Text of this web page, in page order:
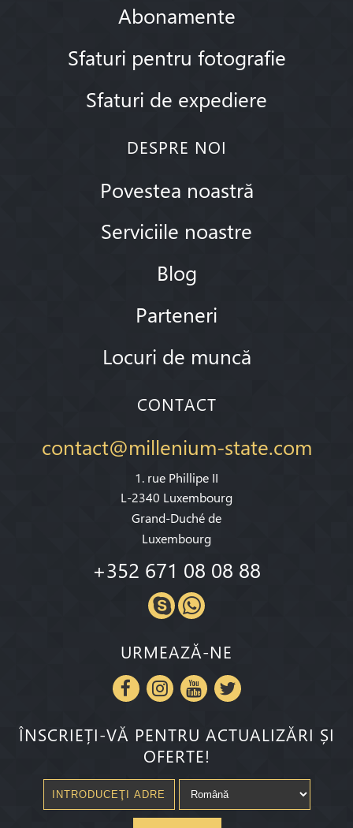
Abonamente
Sfaturi pentru fotografie
Sfaturi de expediere
DESPRE NOI
Povestea noastră
Serviciile noastre
Blog
Parteneri
Locuri de muncă
CONTACT
contact@millenium-state.com
1. rue Phillipe II
L-2340 Luxembourg
Grand-Duché de
Luxembourg
+352 671 08 08 88
URMEAZĂ-NE
ÎNSCRIEȚI-VĂ PENTRU ACTUALIZĂRI ȘI
OFERTE!